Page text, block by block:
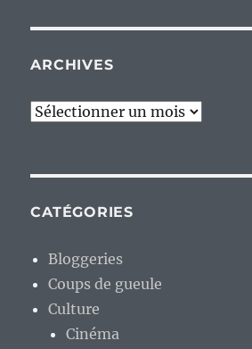
ARCHIVES
Archives
CATÉGORIES
Bloggeries
Coups de gueule
Culture
Cinéma